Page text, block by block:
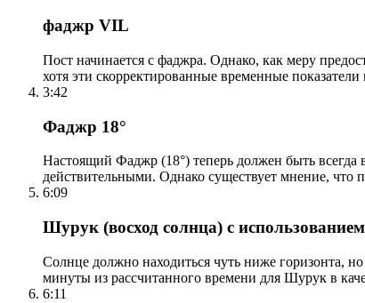
фаджр VIL
Пост начинается с фаджра. Однако, как меру
хотя эти скорректированные временные
3:42
Фаджр 18°
Настоящий Фаджр (18°) теперь должен быть всегда
действительными. Однако существует мнение, что
6:09
Шурук (восход солнца) с
Солнце должно находиться чуть ниже горизонта,
минуты из рассчитанного времени для Шурук в
6:11